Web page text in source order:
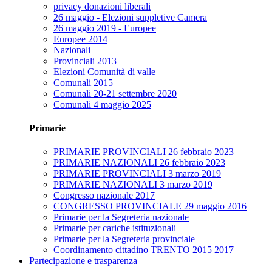
privacy donazioni liberali
26 maggio - Elezioni suppletive Camera
26 maggio 2019 - Europee
Europee 2014
Nazionali
Provinciali 2013
Elezioni Comunità di valle
Comunali 2015
Comunali 20-21 settembre 2020
Comunali 4 maggio 2025
Primarie
PRIMARIE PROVINCIALI 26 febbraio 2023
PRIMARIE NAZIONALI 26 febbraio 2023
PRIMARIE PROVINCIALI 3 marzo 2019
PRIMARIE NAZIONALI 3 marzo 2019
Congresso nazionale 2017
CONGRESSO PROVINCIALE 29 maggio 2016
Primarie per la Segreteria nazionale
Primarie per cariche istituzionali
Primarie per la Segreteria provinciale
Coordinamento cittadino TRENTO 2015 2017
Partecipazione e trasparenza